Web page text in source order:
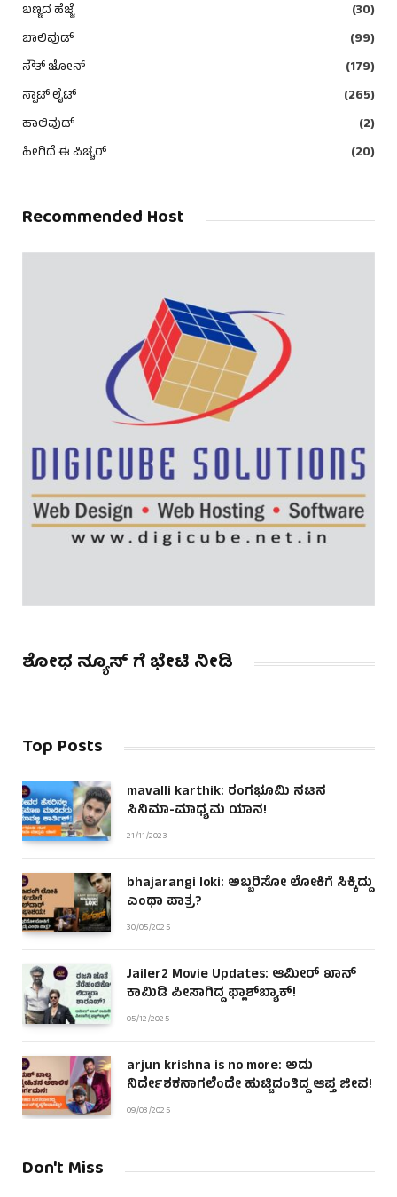
ಬಣ್ಣದ ಹೆಜ್ಜೆ
(30)
ಬಾಲಿವುಡ್
(99)
ಸೌತ್ ಜೋನ್
(179)
ಸ್ಪಾಟ್ ಲೈಟ್
(265)
ಹಾಲಿವುಡ್
(2)
ಹೀಗಿದೆ ಈ ಪಿಚ್ಚರ್
(20)
Recommended Host
ಶೋಧ ನ್ಯೂಸ್ ಗೆ ಭೇಟಿ ನೀಡಿ
Top Posts
mavalli karthik: ರಂಗಭೂಮಿ ನಟನ
ಸಿನಿಮಾ-ಮಾಧ್ಯಮ ಯಾನ!
21/11/2023
bhajarangi loki: ಅಬ್ಬರಿಸೋ ಲೋಕಿಗೆ ಸಿಕ್ಕಿದ್ದು
ಎಂಥಾ ಪಾತ್ರ?
30/05/2025
Jailer2 Movie Updates: ಆಮೀರ್ ಖಾನ್
ಕಾಮಿಡಿ ಪೀಸಾಗಿದ್ದ ಫ್ಲಾಶ್‌ಬ್ಯಾಕ್!
05/12/2025
arjun krishna is no more: ಅದು
ನಿರ್ದೇಶಕನಾಗಲೆಂದೇ ಹುಟ್ಟಿದಂತಿದ್ದ ಆಪ್ತ ಜೀವ!
09/03/2025
Don't Miss